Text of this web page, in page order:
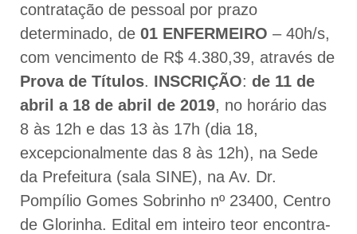
contratação de pessoal por prazo
determinado, de 01 ENFERMEIRO – 40h/s,
com vencimento de R$ 4.380,39, através de
Prova de Títulos. INSCRIÇÃO: de 11 de
abril a 18 de abril de 2019, no horário das
8 às 12h e das 13 às 17h (dia 18,
excepcionalmente das 8 às 12h), na Sede
da Prefeitura (sala SINE), na Av. Dr.
Pompílio Gomes Sobrinho nº 23400, Centro
de Glorinha. Edital em inteiro teor encontra-